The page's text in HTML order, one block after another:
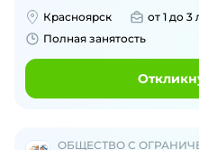
Красноярск от 1 до 3
Полная занятость
ОБЩЕСТВО С